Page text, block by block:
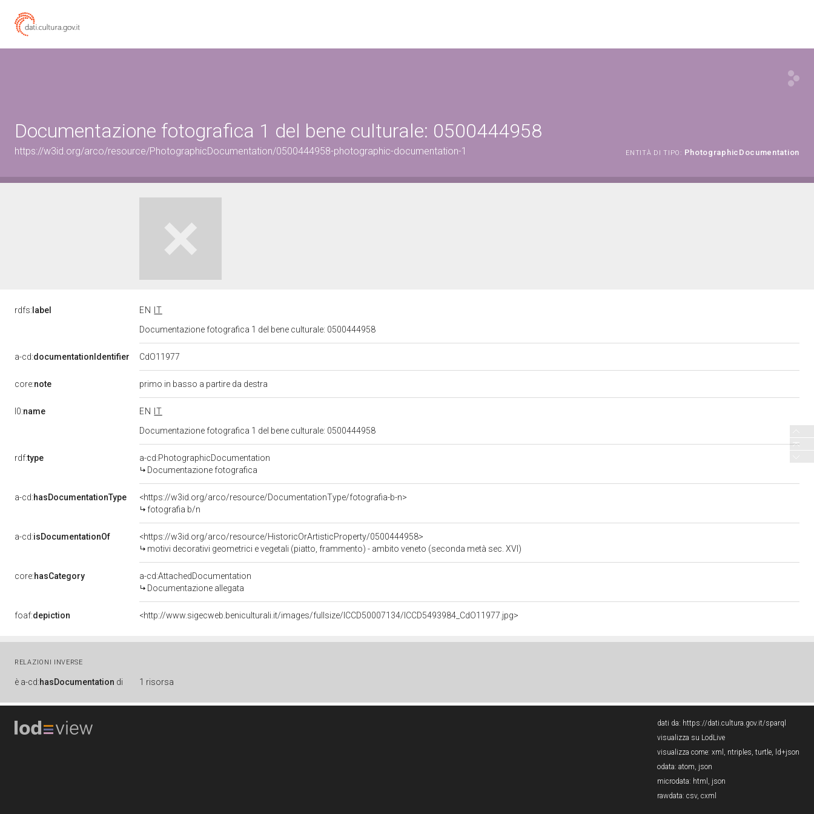
Documentazione fotografica 1 del bene culturale: 0500444958
https://w3id.org/arco/resource/PhotographicDocumentation/0500444958-photographic-documentation-1 ENTITÀ DI TIPO: PhotographicDocumentation
rdfs: label EN
IT
Documentazione fotografica 1 del bene culturale: 0500444958
a-cd:documentationIdentifier CdO11977
core:note primo in basso a partire da destra
l0:name EN
IT
Documentazione fotografica 1 del bene culturale: 0500444958
rdf:type
a-cd:PhotographicDocumentation
Documentazione fotografica
a-cd:hasDocumentationType
<https://w3id.org/arco/resource/DocumentationType/fotografia-b-n>
fotografia b/n
a-cd:isDocumentationOf
<https://w3id.org/arco/resource/HistoricOrArtisticProperty/0500444958>
motivi decorativi geometrici e vegetali (piatto, frammento) - ambito veneto (seconda metà sec. XVI)
core:hasCategory
a-cd:AttachedDocumentation
Documentazione allegata
foaf:depiction <http://www.sigecweb.beniculturali.it/images/fullsize/ICCD50007134/ICCD5493984_CdO11977.jpg>
RELAZIONI INVERSE
è a-cd:hasDocumentation di 1 risorsa
dati da: https://dati.cultura.gov.it/sparql
visualizza su LodLive
visualizza come: xml , ntriples, turtle, ld+json
odata: atom, json
microdata: html , json
rawdata: csv, cxml